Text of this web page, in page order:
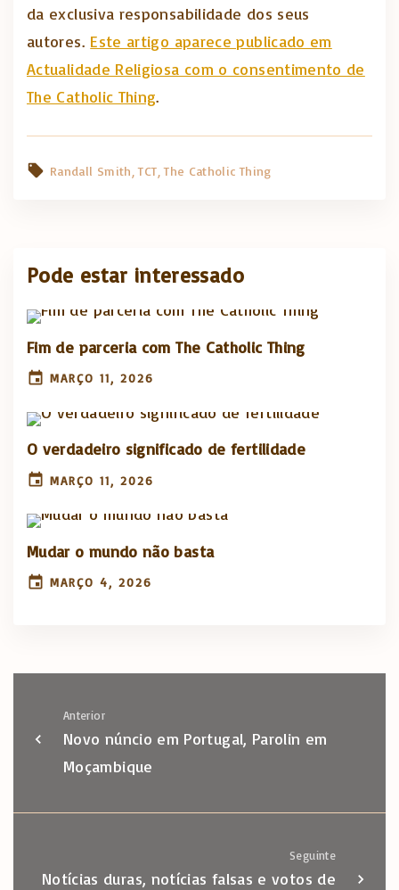
da exclusiva responsabilidade dos seus
autores. Este artigo aparece publicado em
Actualidade Religiosa com o consentimento de
The Catholic Thing.
Randall Smith TCT The Catholic Thing
Pode estar interessado
Fim de parceria com The Catholic Thing
MARÇO 11, 2026
O verdadeiro significado de fertilidade
MARÇO 11, 2026
Mudar o mundo não basta
MARÇO 4, 2026
Anterior
Novo núncio em Portugal, Parolin em
Moçambique
Seguinte
Notícias duras, notícias falsas e votos de